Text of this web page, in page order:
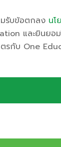
รับข้อตกลง นโ
และยินยอ
รกับ One